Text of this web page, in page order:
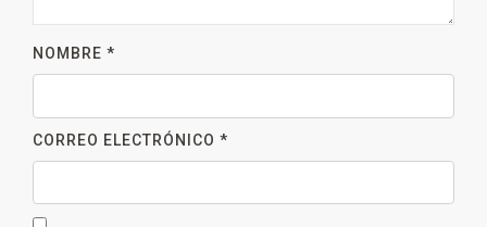
NOMBRE *
CORREO ELECTRÓNICO *